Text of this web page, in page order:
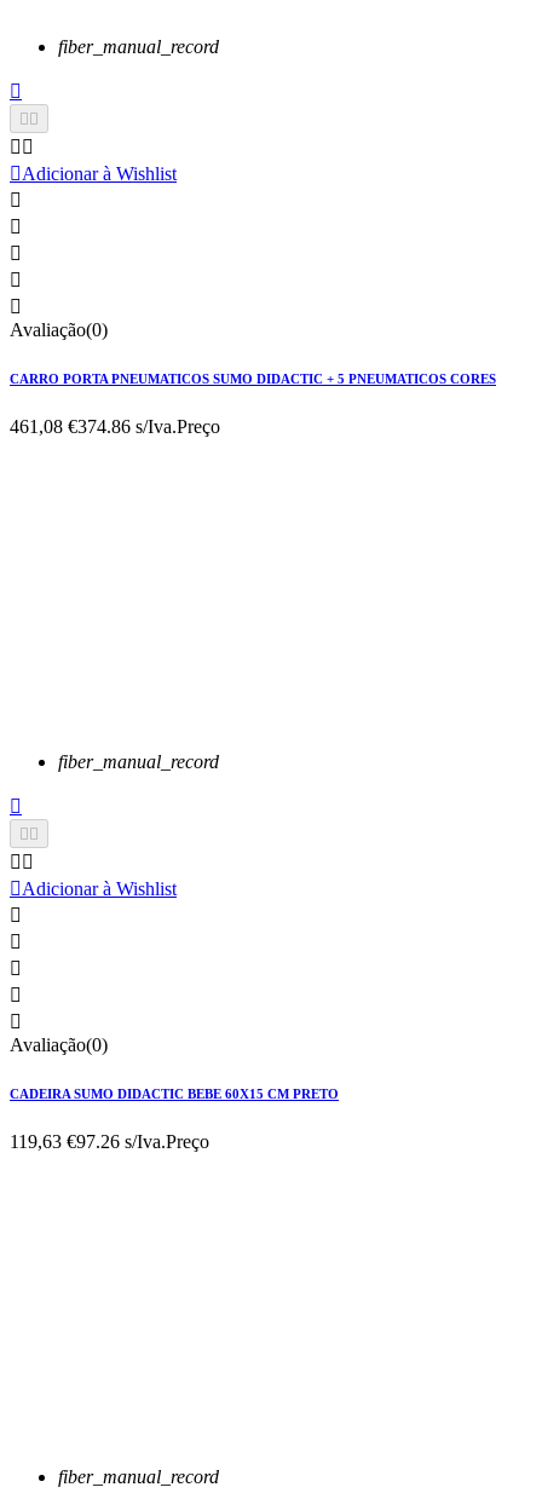
fiber_manual_record

 
 
Adicionar à Wishlist





Avaliação(0)
CARRO PORTA PNEUMATICOS SUMO DIDACTIC + 5 PNEUMATICOS CORES
461,08 €374.86 s/Iva.Preço
fiber_manual_record

 
 
Adicionar à Wishlist





Avaliação(0)
CADEIRA SUMO DIDACTIC BEBE 60X15 CM PRETO
119,63 €97.26 s/Iva.Preço
fiber_manual_record